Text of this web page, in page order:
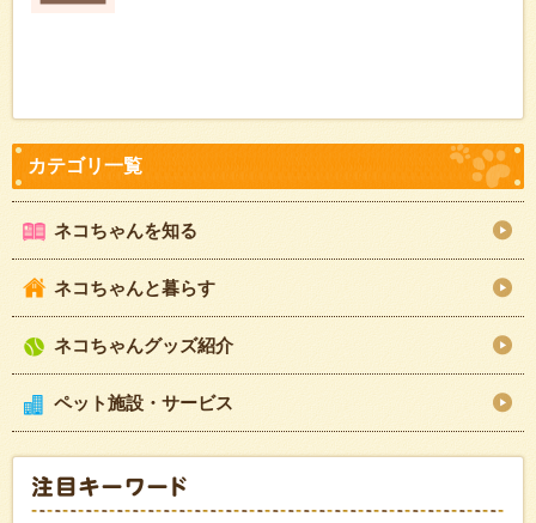
ネコちゃんを知る
ネコちゃんと暮らす
ネコちゃんグッズ紹介
ペット施設・サービス